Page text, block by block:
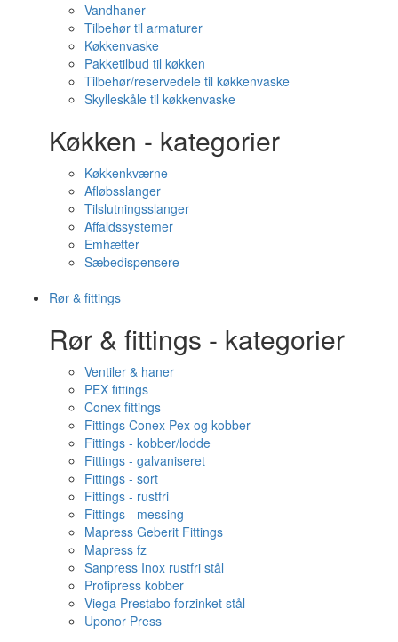
Vandhaner
Tilbehør til armaturer
Køkkenvaske
Pakketilbud til køkken
Tilbehør/reservedele til køkkenvaske
Skylleskåle til køkkenvaske
Køkken - kategorier
Køkkenkværne
Afløbsslanger
Tilslutningsslanger
Affaldssystemer
Emhætter
Sæbedispensere
Rør & fittings
Rør & fittings - kategorier
Ventiler & haner
PEX fittings
Conex fittings
Fittings Conex Pex og kobber
Fittings - kobber/lodde
Fittings - galvaniseret
Fittings - sort
Fittings - rustfri
Fittings - messing
Mapress Geberit Fittings
Mapress fz
Sanpress Inox rustfri stål
Profipress kobber
Viega Prestabo forzinket stål
Uponor Press